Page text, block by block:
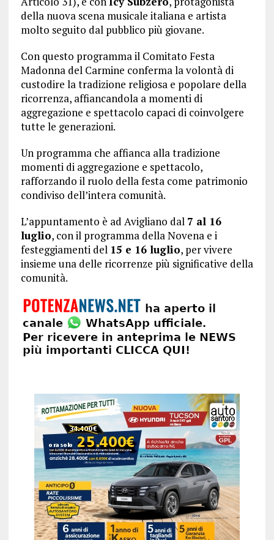
della nuova scena musicale italiana e artista
molto seguito dal pubblico più giovane.
Con questo programma il Comitato Festa
Madonna del Carmine conferma la volontà di
custodire la tradizione religiosa e popolare della
ricorrenza, affiancandola a momenti di
aggregazione e spettacolo capaci di coinvolgere
tutte le generazioni.
Un programma che affianca alla tradizione
momenti di aggregazione e spettacolo,
rafforzando il ruolo della festa come patrimonio
condiviso dell’intera comunità.
L’appuntamento è ad Avigliano dal 7 al 16
luglio, con il programma della Novena e i
festeggiamenti del 15 e 16 luglio, per vivere
insieme una delle ricorrenze più significative della
comunità.